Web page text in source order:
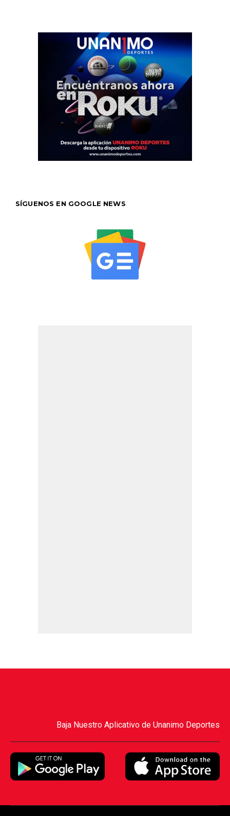
SÍGUENOS EN GOOGLE NEWS
Baja Nuestro Aplicativo de Unanimo Deportes